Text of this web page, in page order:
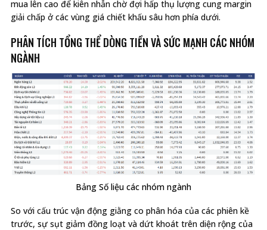
mua lên cao để kiên nhẫn chờ đợi hấp thụ lượng cung margin
giải chấp ở các vùng giá chiết khấu sâu hơn phía dưới.
PHÂN TÍCH TỔNG THỂ DÒNG TIỀN VÀ SỨC MẠNH CÁC NHÓM
NGÀNH
Bảng Số liệu các nhóm ngành
So với cấu trúc vận động giằng co phân hóa của các phiên kề
trước, sự sụt giảm đồng loạt và dứt khoát trên diện rộng của